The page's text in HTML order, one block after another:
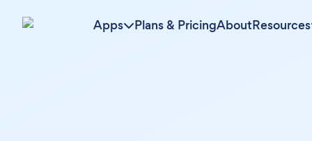
Apps Plans & PricingAboutResources